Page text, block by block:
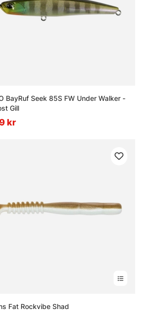
BayRuf Seek 85S FW Under Walker -
Gill
kr
Fat Rockvibe Shad